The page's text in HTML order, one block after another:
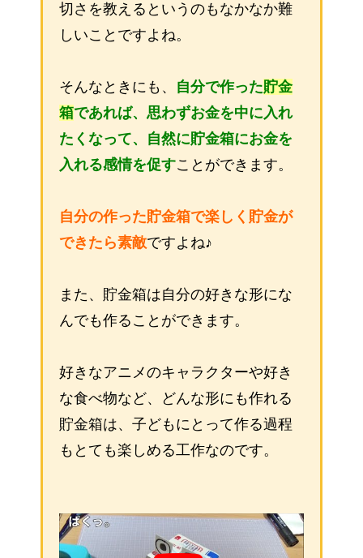
切さを教えるというのもなかなか難
しいことですよね。
そんなときにも、 自分で作った貯金
箱であれば、思わずお金を中に入れ
たくなって、自然に貯金箱にお金を
入れる感情を促すことができます。
自分の作った貯金箱で楽しく貯金が
できたら素敵ですよね♪
また、貯金箱は自分の好きな形にな
んでも作ることができます。
好きなアニメのキャラクターや好き
な食べ物など、どんな形にも作れる
貯金箱は、子どもにとって作る過程
もとても楽しめる工作なのです。